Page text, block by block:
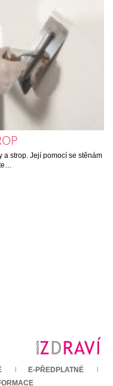
a strop. Její pomocí se stěnám
E-PŘEDPLATNÉ